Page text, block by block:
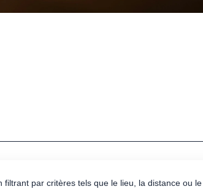
par critères tels que le lieu, la distance ou